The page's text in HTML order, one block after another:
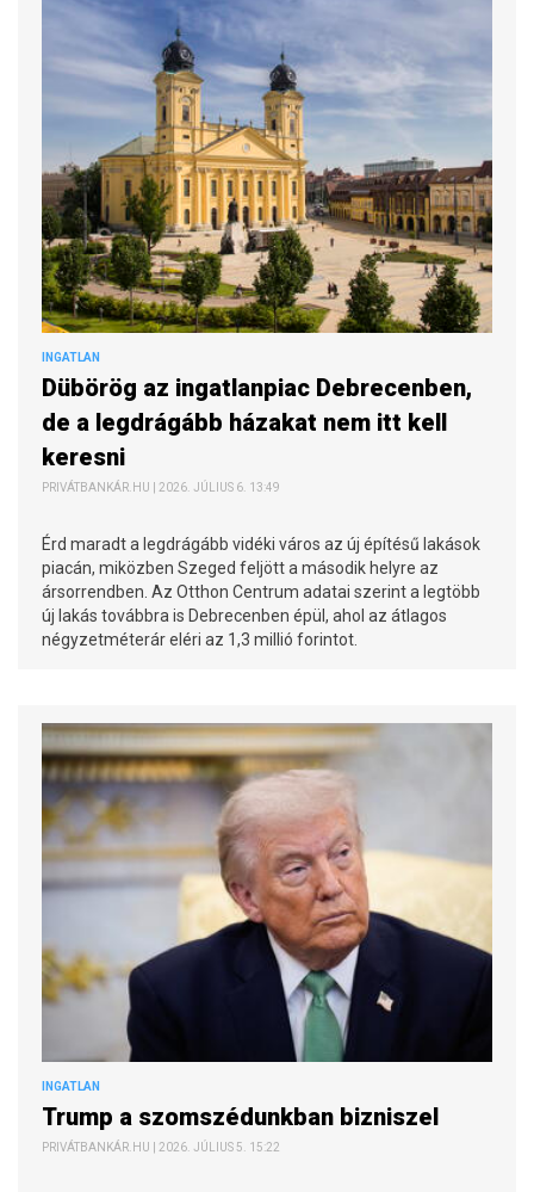
INGATLAN
Dübörög az ingatlanpiac Debrecenben,
de a legdrágább házakat nem itt kell
keresni
PRIVÁTBANKÁR.HU | 2026. JÚLIUS 6. 13:49
Érd maradt a legdrágább vidéki város az új építésű lakások
piacán, miközben Szeged feljött a második helyre az
ársorrendben. Az Otthon Centrum adatai szerint a legtöbb
új lakás továbbra is Debrecenben épül, ahol az átlagos
négyzetméterár eléri az 1,3 millió forintot.
INGATLAN
Trump a szomszédunkban bizniszel
PRIVÁTBANKÁR.HU | 2026. JÚLIUS 5. 15:22